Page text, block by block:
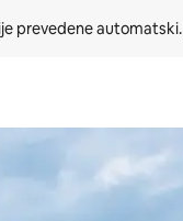
prevedene automatski.